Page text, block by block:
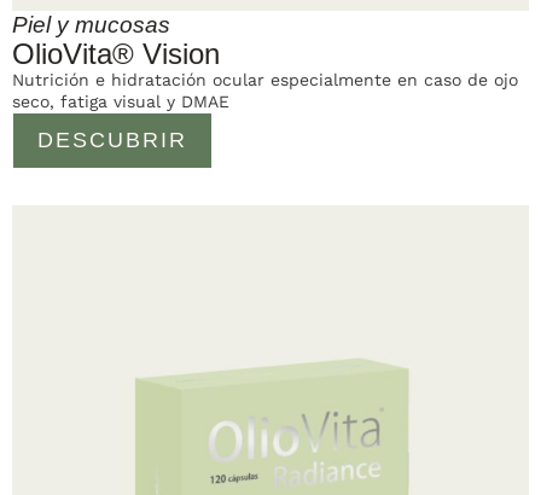
Piel y mucosas
OlioVita® Vision
DESCUBRIR
Nutrición e hidratación ocular especialmente en caso de ojo
seco, fatiga visual y DMAE